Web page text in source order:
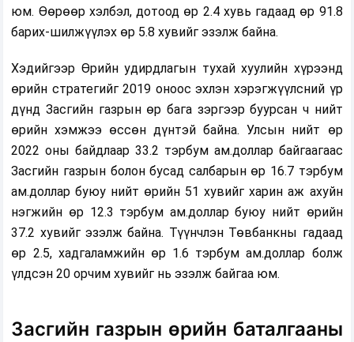
юм. Өөрөөр хэлбэл, дотоод өр 2.4 хувь гадаад өр 91.8
барих-шилжүүлэх өр 5.8 хувийг эзэлж байна.
Хэдийгээр Өрийн удирдлагын тухай хуулийн хүрээнд
өрийн стратегийг 2019 оноос эхлэн хэрэгжүүлсний үр
дүнд Засгийн газрын өр бага зэргээр буурсан ч нийт
өрийн хэмжээ өссөн дүнтэй байна. Улсын нийт өр
2022 оны байдлаар 33.2 тэрбум ам.доллар байгаагаас
Засгийн газрын болон бусад салбарын өр 16.7 тэрбум
ам.доллар буюу нийт өрийн 51 хувийг харин аж ахуйн
нэгжийн өр 12.3 тэрбум ам.доллар буюу нийт өрийн
37.2 хувийг эзэлж байна. Түүнчлэн Төвбанкны гадаад
өр 2.5, хадгаламжийн өр 1.6 тэрбум ам.доллар болж
үлдсэн 20 орчим хувийг нь эзэлж байгаа юм.
Засгийн газрын өрийн баталгааны